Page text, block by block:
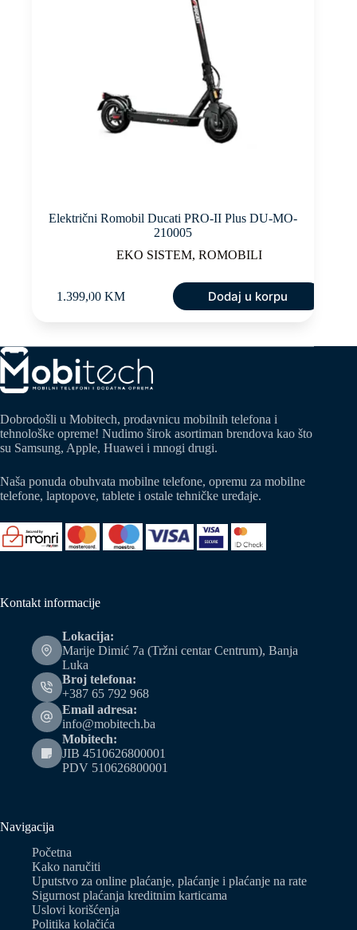
Električni Romobil Ducati PRO-II Plus DU-MO-
210005
EKO SISTEM, ROMOBILI
1.399,00 KM Dodaj u korpu
Dobrodošli u Mobitech, prodavnicu mobilnih telefona i
tehnološke opreme! Nudimo širok asortiman brendova kao što
su Samsung, Apple, Huawei i mnogi drugi.
Naša ponuda obuhvata mobilne telefone, opremu za mobilne
telefone, laptopove, tablete i ostale tehničke uređaje.
Kontakt informacije
Lokacija:
Marije Dimić 7a (Tržni centar Centrum), Banja
Luka
Broj telefona:
+387 65 792 968
Email adresa:
info@mobitech.ba
Mobitech:
JIB 4510626800001
PDV 510626800001
Navigacija
Početna
Kako naručiti
Uputstvo za online plaćanje, plaćanje i plaćanje na rate
Sigurnost plaćanja kreditnim karticama
Uslovi korišćenja
Politika kolačića